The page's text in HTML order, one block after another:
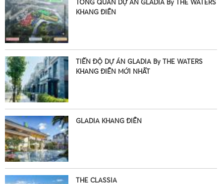
TỔNG QUAN DỰ ÁN GLADIA By THE WATERS
KHANG ĐIỀN
TIẾN ĐỘ DỰ ÁN GLADIA By THE WATERS
KHANG ĐIỀN MỚI NHẤT
GLADIA KHANG ĐIỀN
THE CLASSIA